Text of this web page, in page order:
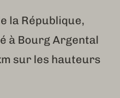
la République,
à Bourg Argental
sur les hauteurs